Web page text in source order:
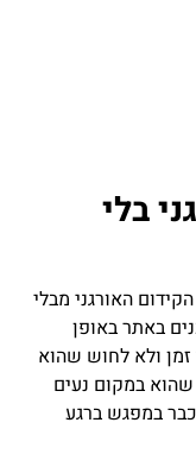
בלי
האורגני מבלי
באתר באופן
ולא לחוש שהוא
במקום נעים
במפגש ברגע